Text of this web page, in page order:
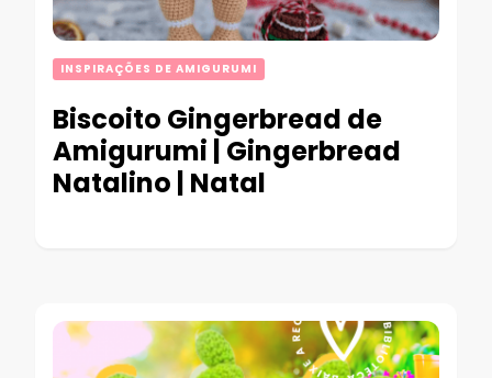
INSPIRAÇÕES DE AMIGURUMI
Biscoito Gingerbread de
Amigurumi | Gingerbread
Natalino | Natal